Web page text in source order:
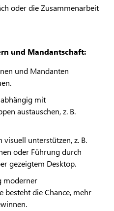
oder die Zusammenarbeit
und Mandantschaft:
und Mandanten
mit
austauschen, z. B.
visuell unterstützen, z. B.
oder Führung durch
gezeigtem Desktop.
moderner
besteht die Chance, mehr